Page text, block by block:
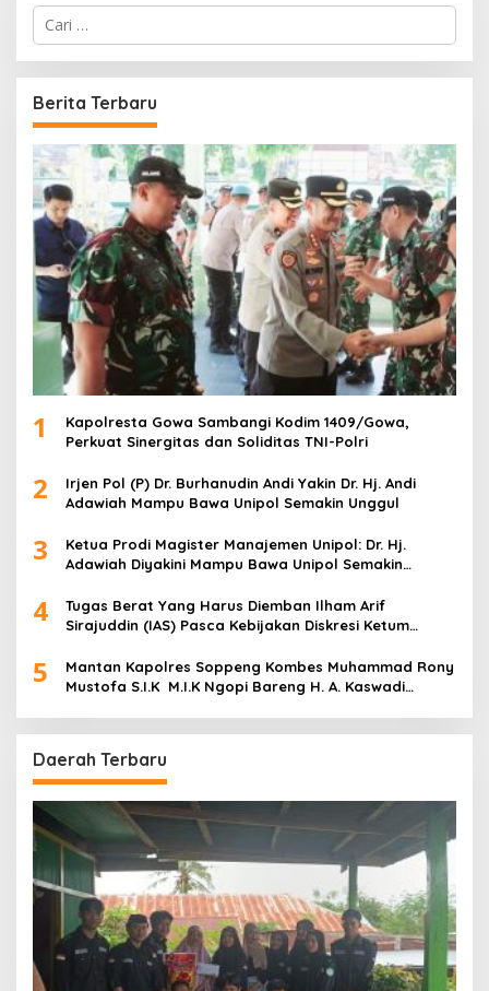
C
i
u
n
t
u
k
:
Berita Terbaru
1
Kapolresta Gowa Sambangi Kodim 1409/Gowa,
Perkuat Sinergitas dan Soliditas TNI-Polri
2
Irjen Pol (P) Dr. Burhanudin Andi Yakin Dr. Hj. Andi
Adawiah Mampu Bawa Unipol Semakin Unggul
3
Ketua Prodi Magister Manajemen Unipol: Dr. Hj.
Adawiah Diyakini Mampu Bawa Unipol Semakin
4
Tugas Berat Yang Harus Diemban Ilham Arif
Sirajuddin (IAS) Pasca Kebijakan Diskresi Ketum
5
Mantan Kapolres Soppeng Kombes Muhammad Rony
Mustofa S.I.K M.I.K Ngopi Bareng H. A. Kaswadi
Daerah Terbaru